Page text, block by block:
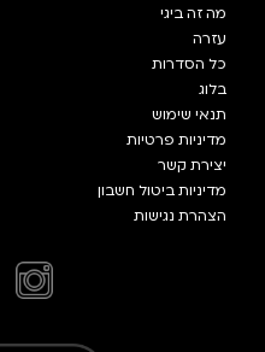
מה זה ביגי
עזרה
כל הסדרות
בלוג
תנאי שימוש
מדיניות פרטיות
יצירת קשר
מדיניות ביטול חשבון
הצהרת נגישות